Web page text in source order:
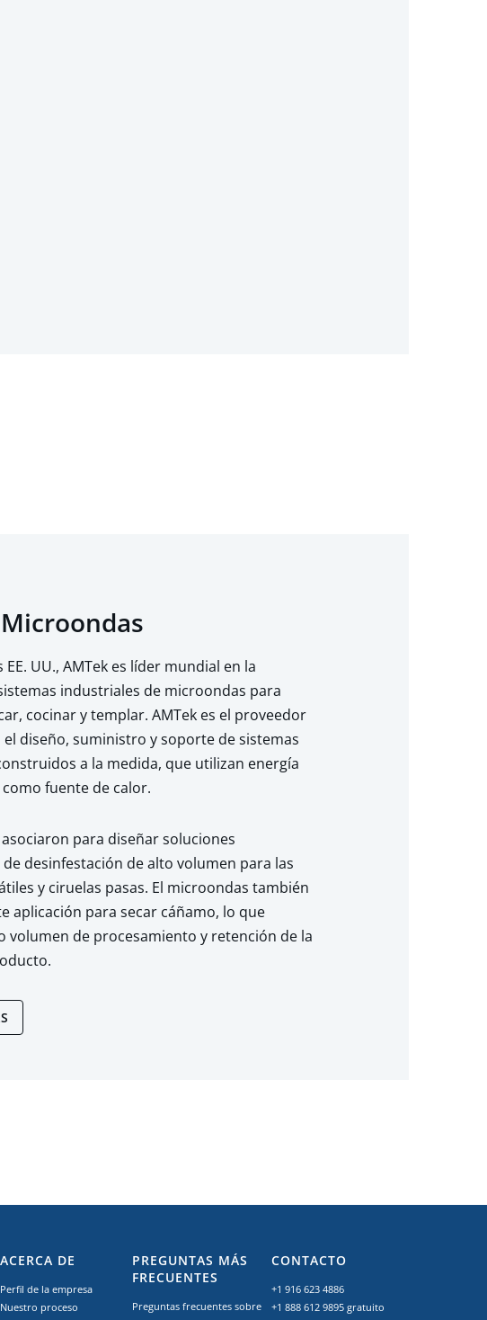
EE. UU., AMTek es líder mundial en la
industriales de microondas para
cocinar y templar. AMTek es el proveedor
diseño, suministro y soporte de sistemas
a la medida, que utilizan energía
fuente de calor.
asociaron para diseñar soluciones
desinfestación de alto volumen para las
y ciruelas pasas. El microondas también
aplicación para secar cáñamo, lo que
volumen de procesamiento y retención de la
ACERCA DE
Perfil de la empresa
Nuestro proceso
PREGUNTAS MÁS
FRECUENTES
Preguntas frecuentes sobre
CONTACTO
+1 916 623 4886
+1 888 612 9895gratuito